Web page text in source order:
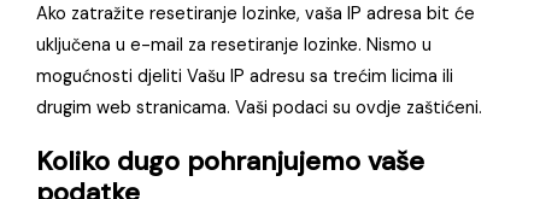
Ako zatražite resetiranje lozinke, vaša IP adresa bit će
uključena u e-mail za resetiranje lozinke. Nismo u
mogućnosti djeliti Vašu IP adresu sa trećim licima ili
drugim web stranicama. Vaši podaci su ovdje zaštićeni.
Koliko dugo pohranjujemo vaše